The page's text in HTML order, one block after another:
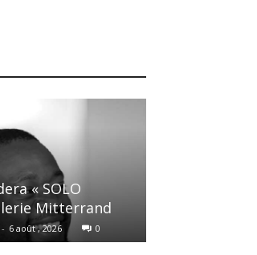
« SOLO
Mitterrand
- 6 août , 2026 0